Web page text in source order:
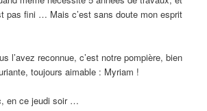
pas fini … Mais c’est sans doute mon esprit
l’avez reconnue, c’est notre pompière, bien
toujours aimable : Myriam !
en ce jeudi soir …